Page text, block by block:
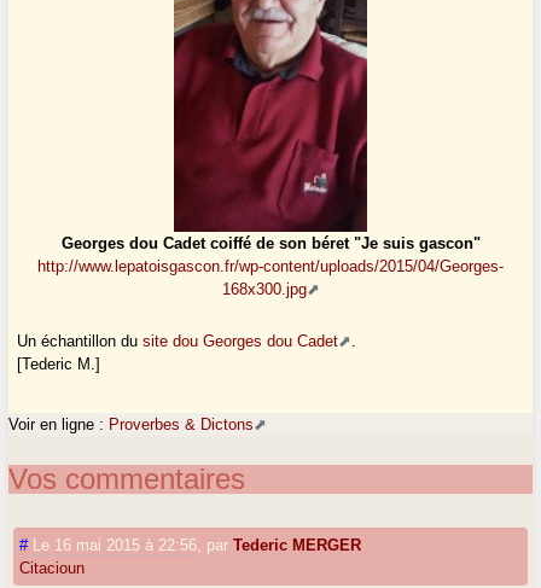
Georges dou Cadet coiffé de son béret "Je suis gascon"
http://www.lepatoisgascon.fr/wp-content/uploads/2015/04/Georges-
168x300.jpg
Un échantillon dusite dou Georges dou Cadet
.
[Tederic M.]
Voir en ligne : Proverbes & Dictons
Vos commentaires
# Le 16 mai 2015 à 22:56 parTederic MERGER
Citacioun